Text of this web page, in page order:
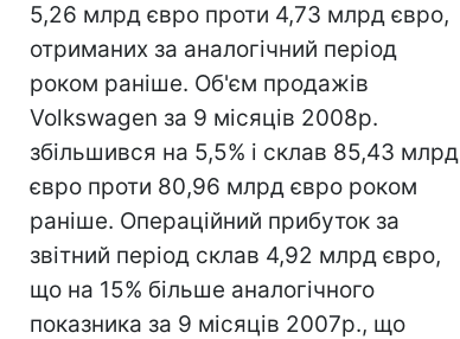
5,26 млрд євро проти 4,73 млрд євро,
отриманих за аналогічний період
роком раніше. Об'єм продажів
Volkswagen за 9 місяців 2008р.
збільшився на 5,5% і склав 85,43 млрд
євро проти 80,96 млрд євро роком
раніше. Операційний прибуток за
звітний період склав 4,92 млрд євро,
що на 15% більше аналогічного
показника за 9 місяців 2007р., що